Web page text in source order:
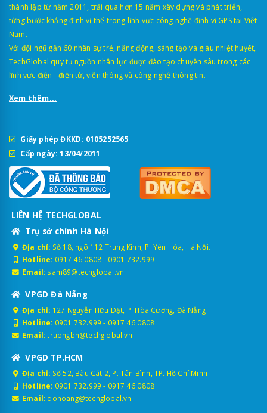
thành lập từ năm 2011, trải qua hơn 15 năm xây dựng và phát triển,
từng bước khẳng định vị thế trong lĩnh vực công nghệ định vị GPS tại Việt
Nam.
Với đội ngũ gần 60 nhân sự trẻ, năng động, sáng tạo và giàu nhiệt huyết,
TechGlobal quy tụ nguồn nhân lực được đào tạo chuyên sâu trong các
lĩnh vực điện - điện tử, viễn thông và công nghệ thông tin.
Xem thêm...
Giấy phép ĐKKD: 0105252565
Cấp ngày: 13/04/2011
LIÊN HỆ TECHGLOBAL
Trụ sở chính Hà Nội
Địa chỉ: Số 18, ngõ 112 Trung Kính, P. Yên Hòa, Hà Nội.
Hotline: 0917.46.0808- 0901.732.999
Email: sam89@techglobal.vn
VPGD Đà Nẵng
Địa chỉ: 127 Nguyễn Hữu Dật, P. Hòa Cường, Đà Nẵng
Hotline: 0901.732.999 - 0917.46.0808
Email: truongbn@techglobal.vn
VPGD TP.HCM
Địa chỉ: Số 52, Bàu Cát 2, P. Tân Bình, TP. Hồ Chí Minh
Hotline: 0901.732.999 - 0917.46.0808
Email: dohoang@techglobal.vn